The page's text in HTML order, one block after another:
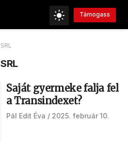
Támogass
Saját gyermeke falja fel
a Transindexet?
Pál Edit Éva 2025. február 10.